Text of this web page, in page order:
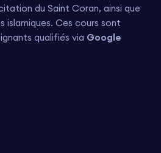
du Saint Coran, ainsi que
islamiques. Ces cours sont
qualifiés via Google